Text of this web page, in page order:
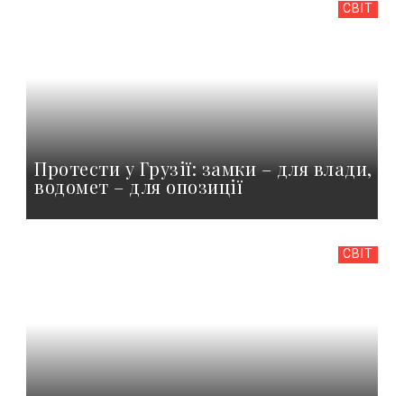
СВІТ
Протести у Грузії: замки – для влади,
водомет – для опозиції
СВІТ